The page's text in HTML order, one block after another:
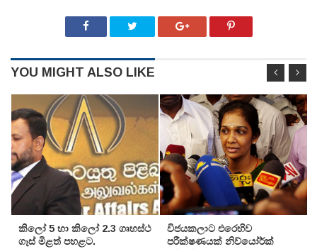
YOU MIGHT ALSO LIKE
කිලෝ 5 හා කිලෝ 2.3 ගෘහස්ථ
ගෑස් මිළත් පහළට.
විජයකලාට එරෙහිව
පරීක්‌ෂණයක්‌ නිව්යෝර්ක්‌